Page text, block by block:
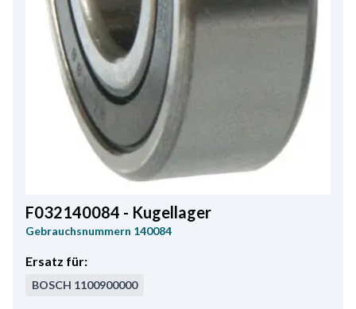
F032140084 - Kugellager
Gebrauchsnummern 140084
Ersatz für:
BOSCH 1100900000